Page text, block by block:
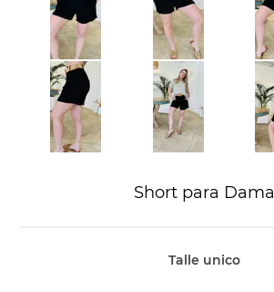
Short para Dama
Talle unico